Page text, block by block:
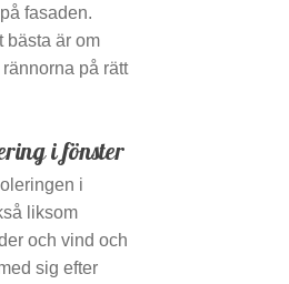
fasaden.
bästa är om
på rätt
i fönster
i
liksom
och vind och
sig efter